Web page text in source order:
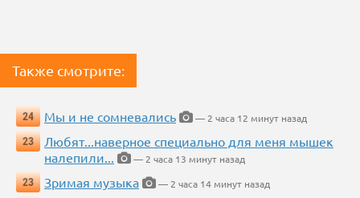
Также смотрите:
24 Мы и не сомневались
— 2 часа 12 минут назад
23
Любят...наверное специально для меня мышек
налепили...
— 2 часа 13 минут назад
23
Зримая музыка
— 2 часа 14 минут назад